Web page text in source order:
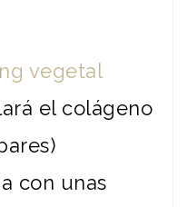
vegetal
el colágeno
con unas